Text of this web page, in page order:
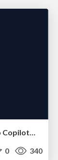
トークンをケチるな、設計しろ：GitHub Copilotを賢く使うコンテキスト戦略
0 340